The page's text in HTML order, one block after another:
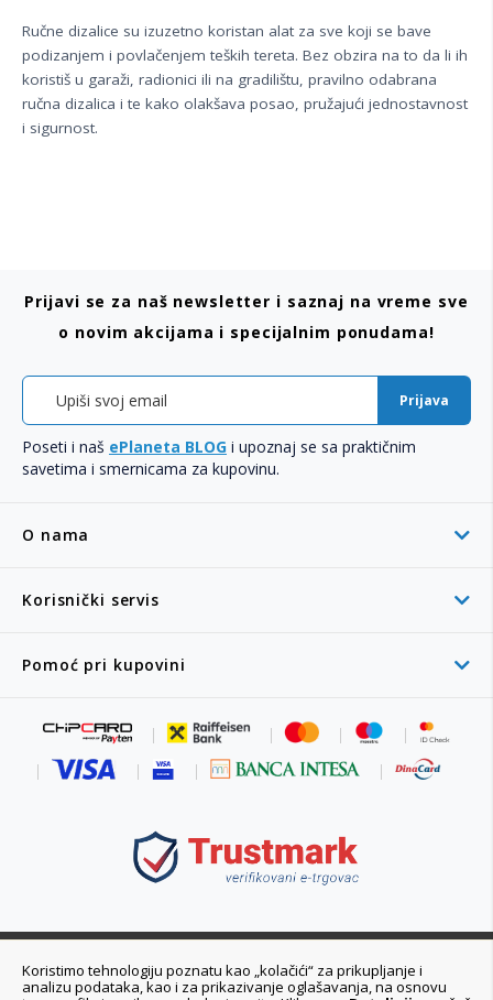
Ručne dizalice su izuzetno koristan alat za sve koji se bave
podizanjem i povlačenjem teških tereta. Bez obzira na to da li ih
koristiš u garaži, radionici ili na gradilištu, pravilno odabrana
ručna dizalica i te kako olakšava posao, pružajući jednostavnost
i sigurnost.
O nama
Korisnički servis
Pomoć pri kupovini
Prijavi se za naš newsletter i saznaj na vreme sve
o novim akcijama i specijalnim ponudama!
Prijava
Poseti i naš ePlaneta BLOG i upoznaj se sa praktičnim
savetima i smernicama za kupovinu.
011 6355 550
Koristimo tehnologiju poznatu kao „kolačići“ za prikupljanje i
analizu podataka, kao i za prikazivanje oglašavanja, na osnovu